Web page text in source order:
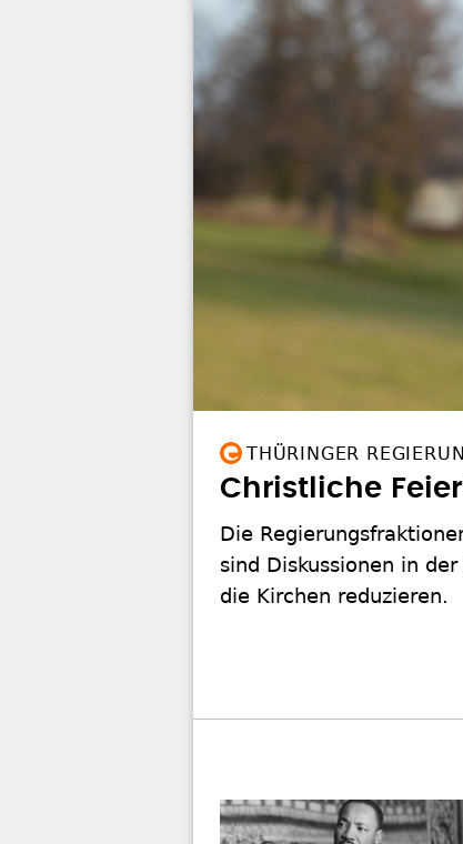
THÜRINGER
Christliche
Die
sind Diskussionen in
die Kirchen reduzieren.